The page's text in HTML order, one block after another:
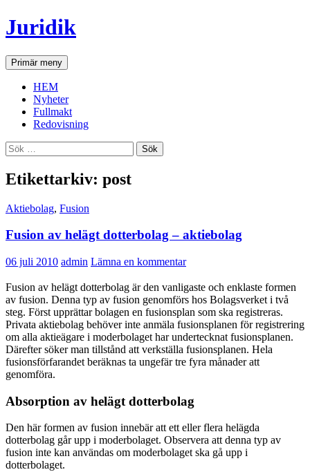
Hoppa
till
Juridik
SökPrimär meny
HEM
Nyheter
Fullmakt
Redovisning
Sök
efter:
Etikettarkiv: post
Aktiebolag, Fusion
Fusion av helägt dotterbolag – aktiebolag
06 juli 2010 admin Lämna en kommentar
Fusion av helägt dotterbolag är den vanligaste och enklaste formen
av fusion. Denna typ av fusion genomförs hos Bolagsverket i två
steg. Först upprättar bolagen en fusionsplan som ska registreras.
Privata aktiebolag behöver inte anmäla fusionsplanen för registrering
om alla aktieägare i moderbolaget har undertecknat fusionsplanen.
Därefter söker man tillstånd att verkställa fusionsplanen. Hela
fusionsförfarandet beräknas ta ungefär tre fyra månader att
genomföra.
Absorption av helägt dotterbolag
Den här formen av fusion innebär att ett eller flera helägda
dotterbolag går upp i moderbolaget. Observera att denna typ av
fusion inte kan användas om moderbolaget ska gå upp i
dotterbolaget.